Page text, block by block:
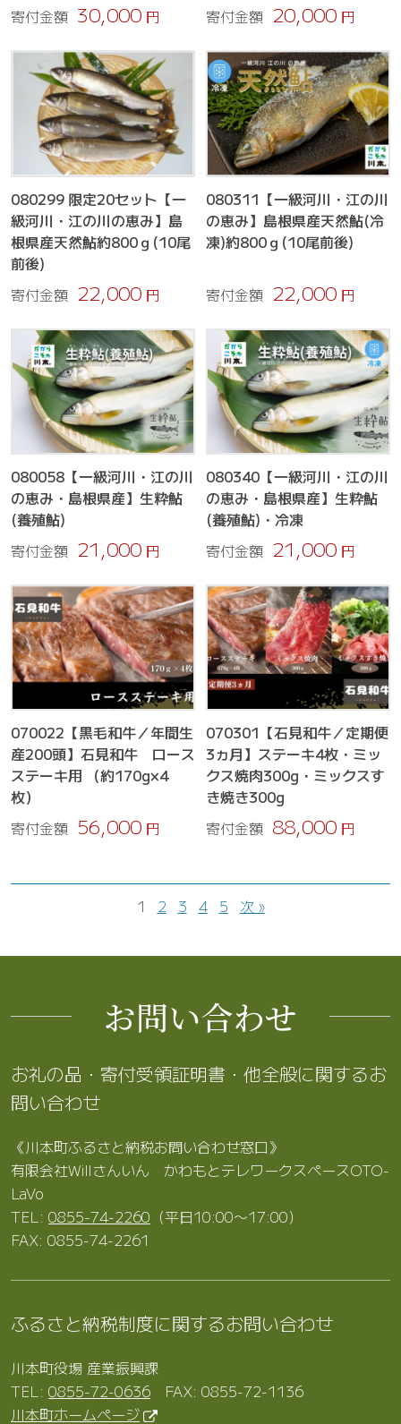
寄付金額 30,000 円
寄付金額 20,000 円
080299 限定20セット【一
級河川・江の川の恵み】島
根県産天然鮎約800ｇ(10尾
前後)
寄付金額 22,000 円
080311【一級河川・江の川
の恵み】島根県産天然鮎(冷
凍)約800ｇ(10尾前後)
寄付金額 22,000 円
080058【一級河川・江の川
の恵み・島根県産】生粋鮎
(養殖鮎)
寄付金額 21,000 円
080340【一級河川・江の川
の恵み・島根県産】生粋鮎
(養殖鮎)・冷凍
寄付金額 21,000 円
070022【黒毛和牛／年間生
産200頭】石見和牛 ロース
ステーキ用 （約170g×4
枚）
寄付金額 56,000 円
070301【石見和牛／定期便
3ヵ月】ステーキ4枚・ミッ
クス焼肉300g・ミックスす
き焼き300g
寄付金額 88,000 円
1 2 3 4 5 次 »
お問い合わせ
お礼の品・寄付受領証明書・他全般に関するお
問い合わせ
《川本町ふるさと納税お問い合わせ窓口》
有限会社Willさんいん かわもとテレワークスペースOTO-
LaVo
TEL: 0855-74-2260 （平日10:00〜17:00）
FAX: 0855-74-2261
ふるさと納税制度に関するお問い合わせ
川本町役場 産業振興課
TEL: 0855-72-0636 FAX: 0855-72-1136
川本町ホームページ